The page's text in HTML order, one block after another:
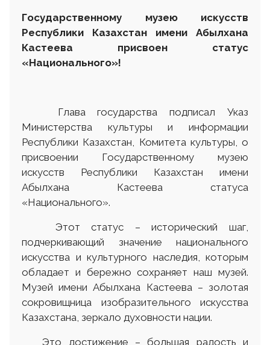
Государственному музею искусств
Республики Казахстан имени Абылхана
Кастеева присвоен статус
«Национального»!
Глава государства подписал Указ
Министерства культуры и информации
Республики Казахстан, Комитета культуры, о
присвоении Государственному музею
искусств Республики Казахстан имени
Абылхана Кастеева статуса
«Национального».
Этот статус – исторический шаг,
подчеркивающий значение национального
искусства и культурного наследия, которым
обладает и бережно сохраняет наш музей.
Музей имени Абылхана Кастеева – золотая
сокровищница изобразительного искусства
Казахстана, зеркало духовности нации.
Это достижение – большая радость и